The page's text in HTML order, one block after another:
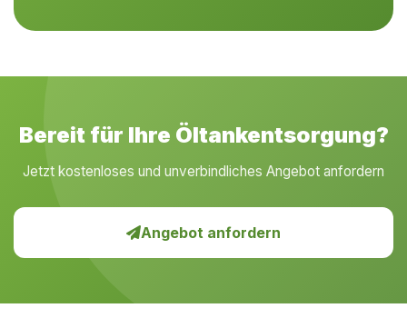
Bereit für Ihre Öltankentsorgung?
Jetzt kostenloses und unverbindliches Angebot anfordern
Angebot anfordern